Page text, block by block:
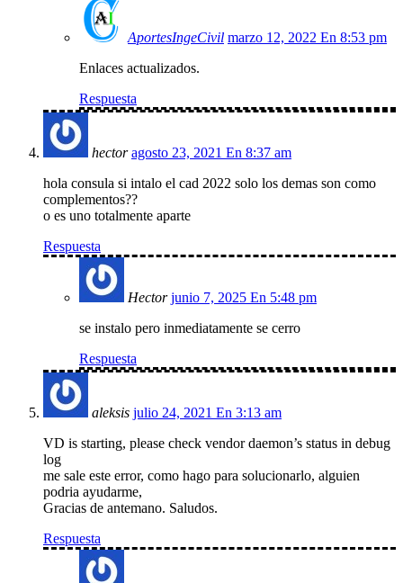
AportesIngeCivil marzo 12, 2022 En 8:53 pm
Enlaces actualizados.
Respuesta
hector agosto 23, 2021 En 8:37 am
hola consula si intalo el cad 2022 solo los demas son como
complementos??
o es uno totalmente aparte
Respuesta
Hector junio 7, 2025 En 5:48 pm
se instalo pero inmediatamente se cerro
Respuesta
aleksis julio 24, 2021 En 3:13 am
VD is starting, please check vendor daemon’s status in debug
log
me sale este error, como hago para solucionarlo, alguien
podria ayudarme,
Gracias de antemano. Saludos.
Respuesta